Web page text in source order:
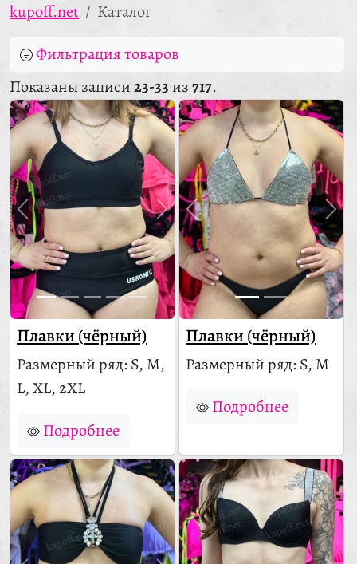
kupoff.net
Каталог
Фильтрация товаров
Показаны записи23-33 из717.
Плавки (чёрный)
Размерный ряд: S, M,
L, XL, 2XL
Подробнее
Плавки (чёрный)
Размерный ряд: S, M
Подробнее